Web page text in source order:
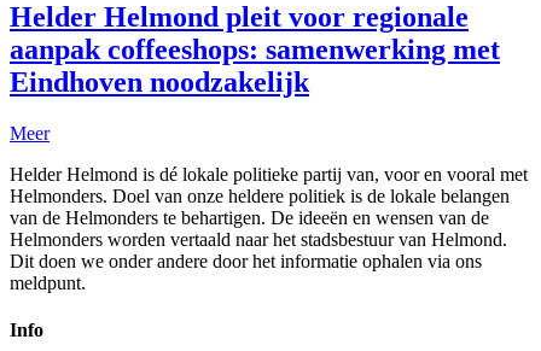
Helder Helmond pleit voor regionale
aanpak coffeeshops: samenwerking met
Eindhoven noodzakelijk
Meer
Helder Helmond is dé lokale politieke partij van, voor en vooral met
Helmonders. Doel van onze heldere politiek is de lokale belangen
van de Helmonders te behartigen. De ideeën en wensen van de
Helmonders worden vertaald naar het stadsbestuur van Helmond.
Dit doen we onder andere door het informatie ophalen via ons
meldpunt.
Info